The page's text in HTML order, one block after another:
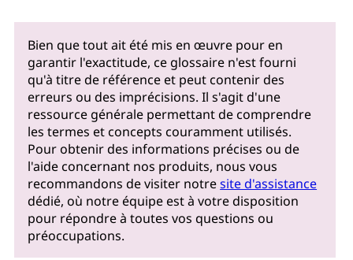
Bien que tout ait été mis en œuvre pour en
garantir l'exactitude, ce glossaire n'est fourni
qu'à titre de référence et peut contenir des
erreurs ou des imprécisions. Il s'agit d'une
ressource générale permettant de comprendre
les termes et concepts couramment utilisés.
Pour obtenir des informations précises ou de
l'aide concernant nos produits, nous vous
recommandons de visiter notresite d'assistance
dédié, où notre équipe est à votre disposition
pour répondre à toutes vos questions ou
préoccupations.